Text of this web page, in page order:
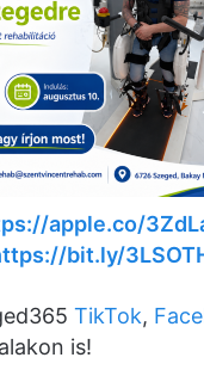
apple.co/
bit.ly/
TikTok,
is!